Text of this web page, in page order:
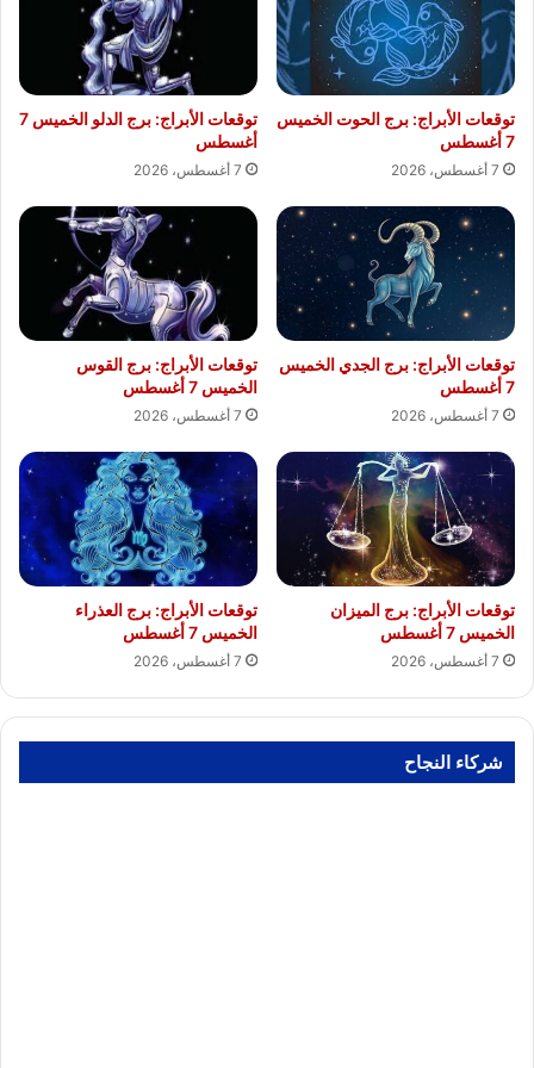
توقعات الأبراج: برج الحوت الخميس
7 أغسطس
7 أغسطس، 2026
توقعات الأبراج: برج الدلو الخميس 7
أغسطس
7 أغسطس، 2026
توقعات الأبراج: برج الجدي الخميس
7 أغسطس
7 أغسطس، 2026
توقعات الأبراج: برج القوس
الخميس 7 أغسطس
7 أغسطس، 2026
توقعات الأبراج: برج الميزان
الخميس 7 أغسطس
7 أغسطس، 2026
توقعات الأبراج: برج العذراء
الخميس 7 أغسطس
7 أغسطس، 2026
شركاء النجاح